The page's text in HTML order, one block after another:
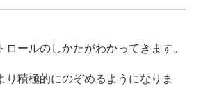
ロールのしかたがわかってきます。
り積極的にのぞめるようになりま